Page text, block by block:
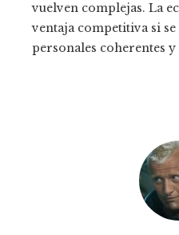
vuelven complejas. La
ventaja competitiva si
personales coherentes y